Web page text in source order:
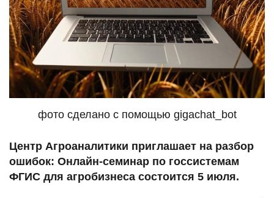
фото сделано с помощью gigachat_bot
Центр Агроаналитики приглашает на разбор
ошибок: Онлайн-семинар по госсистемам
ФГИС для агробизнеса состоится 5 июля.